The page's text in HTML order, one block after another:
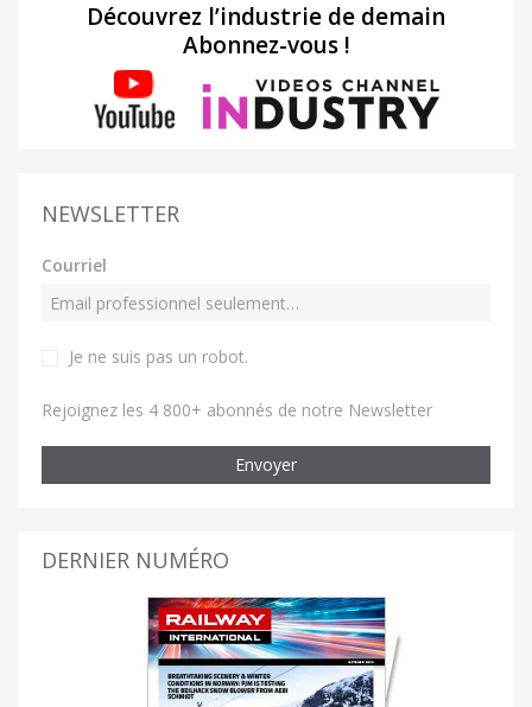
Découvrez l’industrie de demain
Abonnez-vous !
NEWSLETTER
Courriel
Je ne suis pas un robot.
Rejoignez les 4 800+ abonnés de notre Newsletter
Envoyer
DERNIER NUMÉRO